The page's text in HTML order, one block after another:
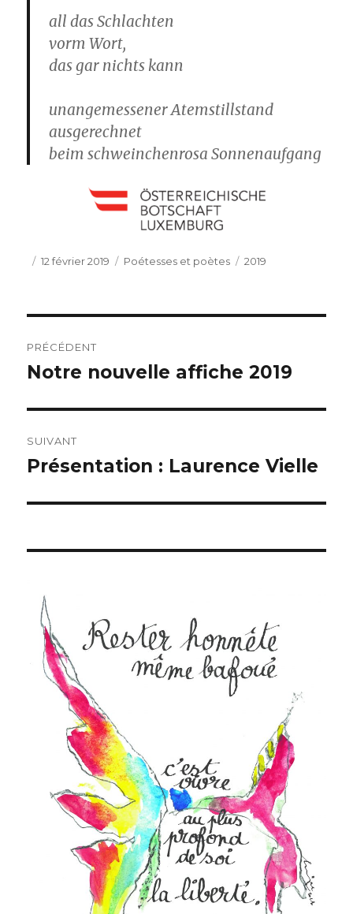
all das Schlachten
vorm Wort,
das gar nichts kann
unangemessener Atemstillstand
ausgerechnet
beim schweinchenrosa Sonnenaufgang
Publié
12 février 2019 Catégories
Poétesses et poètes Étiquettes
2019
de
PRÉCÉDENT
Publication
Notre nouvelle affiche 2019
SUIVANT
Publication
Présentation : Laurence Vielle